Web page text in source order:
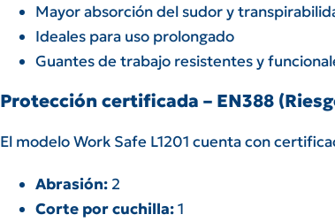
Mayor absorción del sudor y
Ideales para uso prolongado
Guantes de trabajo resistentes y
Protección certificada – EN388
El modelo Work Safe L1201 cuenta con
Abrasión: 2
Corte por cuchilla:1